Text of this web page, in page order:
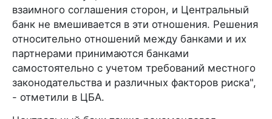
взаимного соглашения сторон, и Центральный
банк не вмешивается в эти отношения. Решения
относительно отношений между банками и их
партнерами принимаются банками
самостоятельно с учетом требований местного
законодательства и различных факторов риска",
- отметили в ЦБА.